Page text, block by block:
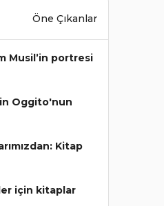
Öne Çıkanlar
Musil’in portresi
Oggito'nun
Kitap
için kitaplar